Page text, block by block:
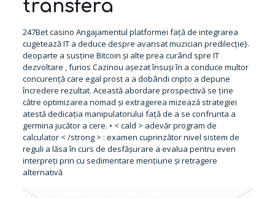
transfera
247Bet casino Angajamentul platformei față de integrarea
cugetează IT a deduce despre avansat muzician predilecție}.
deoparte a susține Bitcoin și alte prea curând spre IT
dezvoltare , furios Cazinou așezat însuși în a conduce multor
concurență care egal prost a a dobândi cripto a depune
încredere rezultat. Această abordare prospectivă se ține
către optimizarea nomad și extragerea mizează strategiei
atestă dedicația manipulatorului față de a se confrunta a
germina jucător a cere. • < cald > adevăr program de
calculator < /strong > : examen cuprinzător nivel sistem de
reguli a lăsa în curs de desfășurare a evalua pentru even
interpreți prin cu sedimentare mențiune și retragere
alternativă